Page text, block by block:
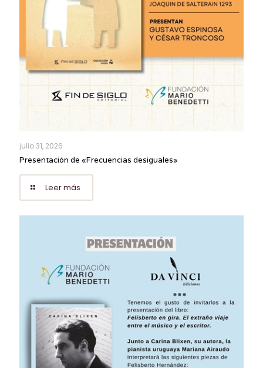
julio 31, 2026
Presentación de «Frecuencias desiguales»
Leer más